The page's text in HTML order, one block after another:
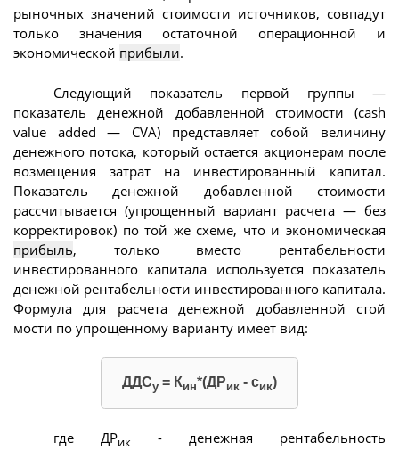
рыночных значений стоимости источников, совпадут
только значения остаточной операционной и
экономической прибыли.
Следующий показатель первой группы —
показатель денежной добавленной стоимости (cash
value added — CVA) представляет собой величину
денежного потока, который остается акционерам после
возмещения затрат на инвестированный капитал.
Показатель денежной добавленной стоимости
рассчитывается (упрощенный вариант расчета — без
корректировок) по той же схеме, что и экономическая
прибыль, только вместо рентабельности
инвестированного капитала используется показатель
денежной рентабельности инвестированного капитала.
Формула для расчета денежной добавленной стой
мости по упрощенному варианту имеет вид:
ДДСу = Кин*(ДРик - сик)
где ДРик - денежная рентабельность